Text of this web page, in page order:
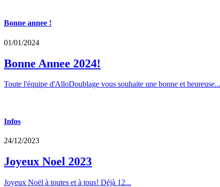
Bonne annee !
01/01/2024
Bonne Annee 2024!
Toute l'équipe d'AlloDoublage vous souhaite une bonne et heureuse...
Infos
24/12/2023
Joyeux Noel 2023
Joyeux Noël à toutes et à tous! Déjà 12...